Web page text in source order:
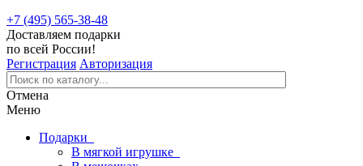
+7 (495) 565-38-48
Доставляем подарки
по всей России!
Регистрация Авторизация
Отмена
Меню
Подарки
В мягкой игрушке